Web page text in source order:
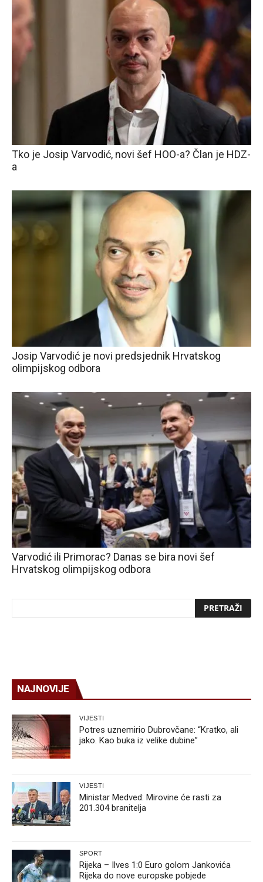
Tko je Josip Varvodić, novi šef HOO-a? Član je HDZ-
a
Josip Varvodić je novi predsjednik Hrvatskog
olimpijskog odbora
Varvodić ili Primorac? Danas se bira novi šef
Hrvatskog olimpijskog odbora
NAJNOVIJE
VIJESTI
Potres uznemirio Dubrovčane: “Kratko, ali
jako. Kao buka iz velike dubine”
VIJESTI
Ministar Medved: Mirovine će rasti za
201.304 branitelja
SPORT
Rijeka – Ilves 1:0 Euro golom Jankovića
Rijeka do nove europske pobjede